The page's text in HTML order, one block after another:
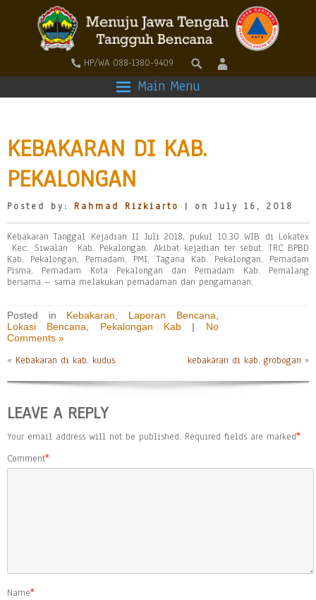
HP/WA 088-1380-9409
Main Menu
KEBAKARAN DI KAB.
PEKALONGAN
Posted by: Rahmad Rizkiarto | on July 16, 2018
Kebakaran Tanggal Kejadian 11 Juli 2018, pukul 10.30 WIB di Lokatex
Kec. Siwalan Kab. Pekalongan. Akibat kejadian ter sebut. TRC BPBD
Kab. Pekalongan, Pemadam, PMI, Tagana Kab. Pekalongan, Pemadam
Pisma, Pemadam Kota Pekalongan dan Pemadam Kab. Pemalang
bersama – sama melakukan pemadaman dan pengamanan.
Posted in Kebakaran Laporan Bencana
Lokasi Bencana
Pekalongan Kab| No
Comments »
« Kebakaran di kab. kudus kebakaran di kab. grobogan »
LEAVE A REPLY
Your email address will not be published. Required fields are marked*
Comment*
Name*